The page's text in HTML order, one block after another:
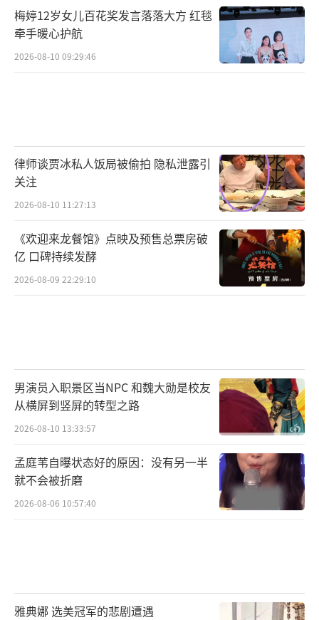
主演，影片由大焱地文化传媒（河北）有限公
司出品，河北传媒学院摄制。
（责任编辑：郭一楠 CK0
梅婷12岁女儿百花奖发言落落大方 红毯
牵手暖心护航
2026-08-10 09:29:46
律师谈贾冰私人饭局被偷拍 隐私泄露引
关注
2026-08-10 11:27:13
《欢迎来龙餐馆》点映及预售总票房破
亿 口碑持续发酵
2026-08-09 22:29:10
男演员入职景区当NPC 和魏大勋是校友
从横屏到竖屏的转型之路
2026-08-10 13:33:57
孟庭苇自曝状态好的原因：没有另一半
就不会被折磨
2026-08-06 10:57:40
雅典娜 选美冠军的悲剧遭遇